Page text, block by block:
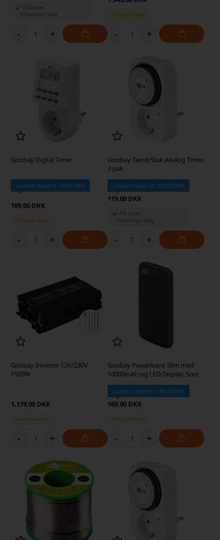
På lager
-Afsendes i dag
- +
Ikke på lager
- +
Goobay Digital Timer
Laveste stykpris: 99,00 DKK
109,00 DKK
Ikke på lager
- +
Goobay Tænd/Sluk Analog Timer,
3 pak
Laveste stykpris: 109,00 DKK
119,00 DKK
På lager
Afsendes i dag
- +
Goobay Inverter 12V/230V
1500W
1.179,00 DKK
Ikke på lager
- +
Goobay Powerbank Slim med
10000mAh og LED-Display, Sort
Laveste stykpris: 148,00 DKK
169,00 DKK
Ikke på lager
- +